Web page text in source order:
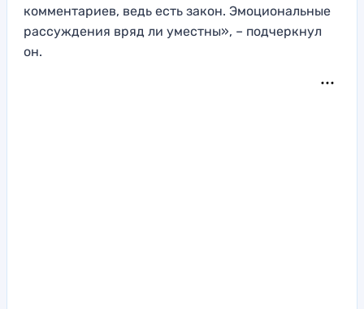
комментариев, ведь есть закон. Эмоциональные
рассуждения вряд ли уместны», – подчеркнул
он.